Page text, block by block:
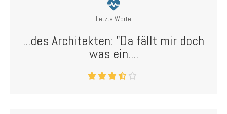
Letzte Worte
...des Architekten: "Da fällt mir doch
was ein....